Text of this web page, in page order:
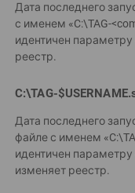
Дата последнего
с именем «C:\TAG-
идентичен
реестр.
C:\TAG-
Дата последнего
файле с именем
идентичен параметру
изменяет реестр.